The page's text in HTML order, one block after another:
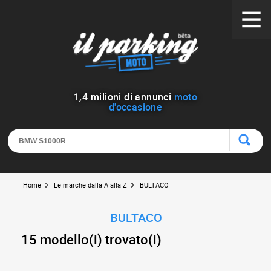
1,4 milioni di annunci moto
d'occasione
Home Le marche dalla A alla Z BULTACO
BULTACO
15 modello(i) trovato(i)